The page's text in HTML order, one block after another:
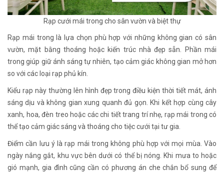
Rạp cưới mái trong cho sân vườn và biệt thự
Rạp mái trong là lựa chọn phù hợp với những không gian có sân
vườn, mặt bằng thoáng hoặc kiến trúc nhà đẹp sẵn. Phần mái
trong giúp giữ ánh sáng tự nhiên, tạo cảm giác không gian mở hơn
so với các loại rạp phủ kín.
Kiểu rạp này thường lên hình đẹp trong điều kiện thời tiết mát, ánh
sáng dịu và không gian xung quanh đủ gọn. Khi kết hợp cùng cây
xanh, hoa, đèn treo hoặc các chi tiết trang trí nhẹ, rạp mái trong có
thể tạo cảm giác sáng và thoáng cho tiệc cưới tại tư gia.
Điểm cần lưu ý là rạp mái trong không phù hợp với mọi mùa. Vào
ngày nắng gắt, khu vực bên dưới có thể bị nóng. Khi mưa to hoặc
gió mạnh, gia đình cũng cần có phương án che chắn bổ sung để